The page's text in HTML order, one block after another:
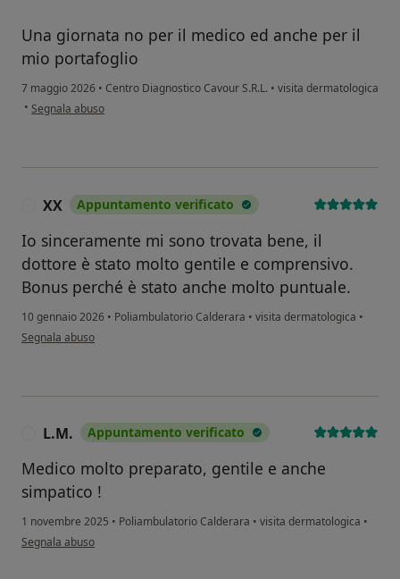
Una giornata no per il medico ed anche per il
mio portafoglio
7 maggio 2026 • Centro Diagnostico Cavour S.R.L. • visita dermatologica
• secondo l'opinione dell'utente M
Segnala abuso
XX Appuntamento verificato
Io sinceramente mi sono trovata bene, il
dottore è stato molto gentile e comprensivo.
Bonus perché è stato anche molto puntuale.
10 gennaio 2026 • Poliambulatorio Calderara • visita dermatologica •
secondo l'opinione dell'utente XX
Segnala abuso
L.M. Appuntamento verificato
Medico molto preparato, gentile e anche
simpatico !
1 novembre 2025 • Poliambulatorio Calderara • visita dermatologica •
secondo l'opinione dell'utente L.M.
Segnala abuso